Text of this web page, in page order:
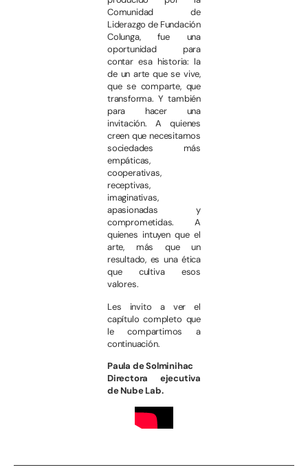
Comunidad de
Liderazgo de Fundación
Colunga, fue una
oportunidad para
contar esa historia: la
de un arte que se vive,
que se comparte, que
transforma. Y también
para hacer una
invitación. A quienes
creen que necesitamos
sociedades más
empáticas,
cooperativas,
receptivas,
imaginativas,
apasionadas y
comprometidas. A
quienes intuyen que el
arte, más que un
resultado, es una ética
que cultiva esos
valores.
Les invito a ver el
capítulo completo que
le compartimos a
continuación.
Paula de Solminihac
Directora ejecutiva
de Nube Lab.